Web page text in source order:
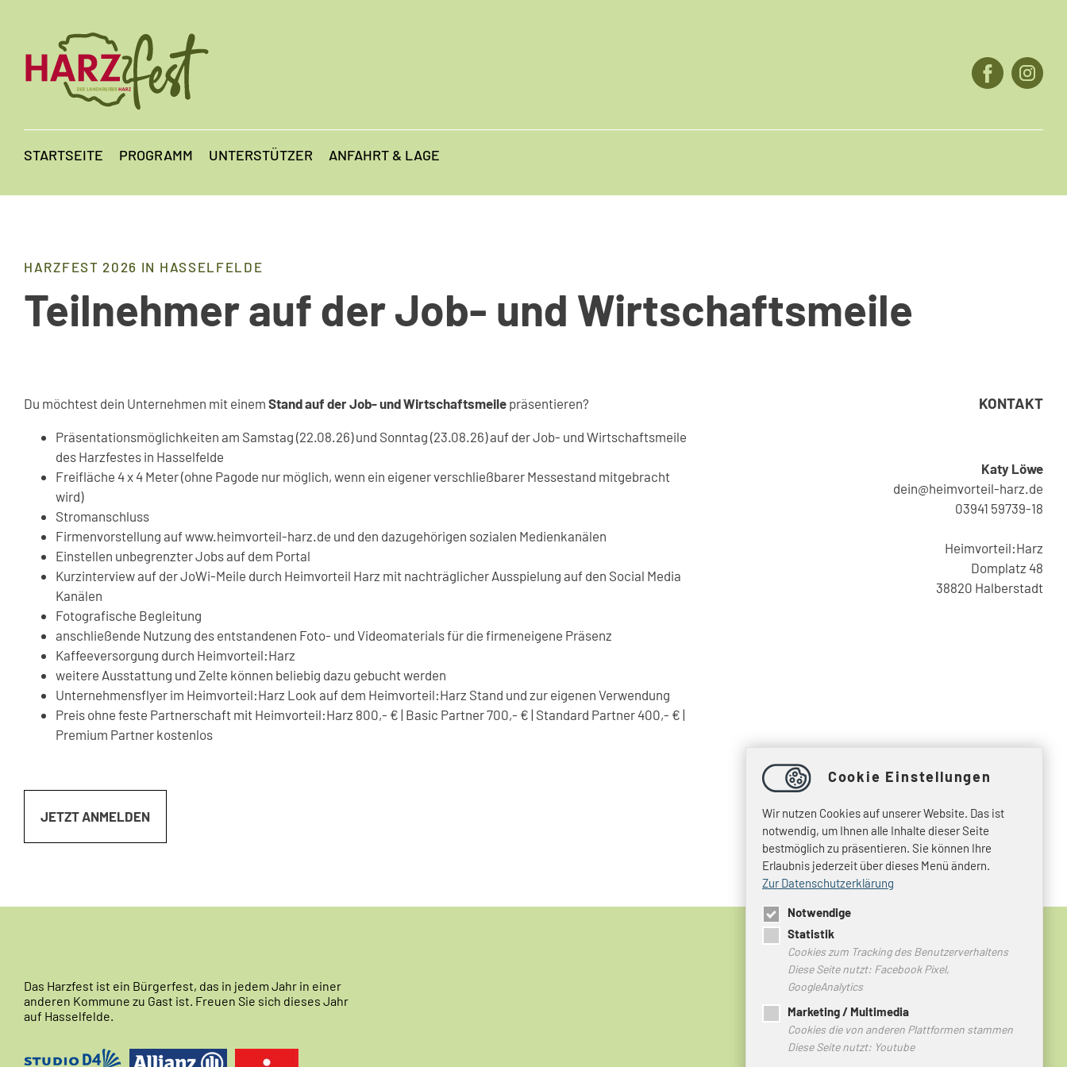
STARTSEITE PROGRAMM UNTERSTÜTZER ANFAHRT & LAGE
HARZFEST 2026 IN HASSELFELDE
Teilnehmer auf der Job- und Wirtschaftsmeile
Du möchtest dein Unternehmen mit einem Stand auf der Job- und Wirtschaftsmeile präsentieren?
Präsentationsmöglichkeiten am Samstag (22.08.26) und Sonntag (23.08.26) auf der Job- und Wirtschaftsmeile
des Harzfestes in Hasselfelde
Freifläche 4 x 4 Meter (ohne Pagode nur möglich, wenn ein eigener verschließbarer Messestand mitgebracht
wird)
Stromanschluss
Firmenvorstellung auf www.heimvorteil-harz.de und den dazugehörigen sozialen Medienkanälen
Einstellen unbegrenzter Jobs auf dem Portal
Kurzinterview auf der JoWi-Meile durch Heimvorteil Harz mit nachträglicher Ausspielung auf den Social Media
Kanälen
Fotografische Begleitung
anschließende Nutzung des entstandenen Foto- und Videomaterials für die firmeneigene Präsenz
Kaffeeversorgung durch Heimvorteil:Harz
weitere Ausstattung und Zelte können beliebig dazu gebucht werden
Unternehmensflyer im Heimvorteil:Harz Look auf dem Heimvorteil:Harz Stand und zur eigenen Verwendung
Preis ohne feste Partnerschaft mit Heimvorteil:Harz 800,- € | Basic Partner 700,- € | Standard Partner 400,- € |
Premium Partner kostenlos
JETZT ANMELDEN
KONTAKT
Katy Löwe
dein@heimvorteil-harz.de
03941 59739-18
Heimvorteil:Harz
Domplatz 48
38820 Halberstadt
Das Harzfest ist ein Bürgerfest, das in jedem Jahr in einer
anderen Kommune zu Gast ist. Freuen Sie sich dieses Jahr
auf Hasselfelde.
© 2026 HEIMVORTEIL HARZ
Impressum
Cookie Einstellungen
Wir nutzen Cookies auf unserer Website. Das ist
notwendig, um Ihnen alle Inhalte dieser Seite
bestmöglich zu präsentieren. Sie können Ihre
Erlaubnis jederzeit über dieses Menü ändern.
Zur Datenschutzerklärung
Notwendige
Statistik
Cookies zum Tracking des Benutzerverhaltens
Diese Seite nutzt: Facebook Pixel,
GoogleAnalytics
Marketing / Multimedia
Cookies die von anderen Plattformen stammen
Diese Seite nutzt: Youtube